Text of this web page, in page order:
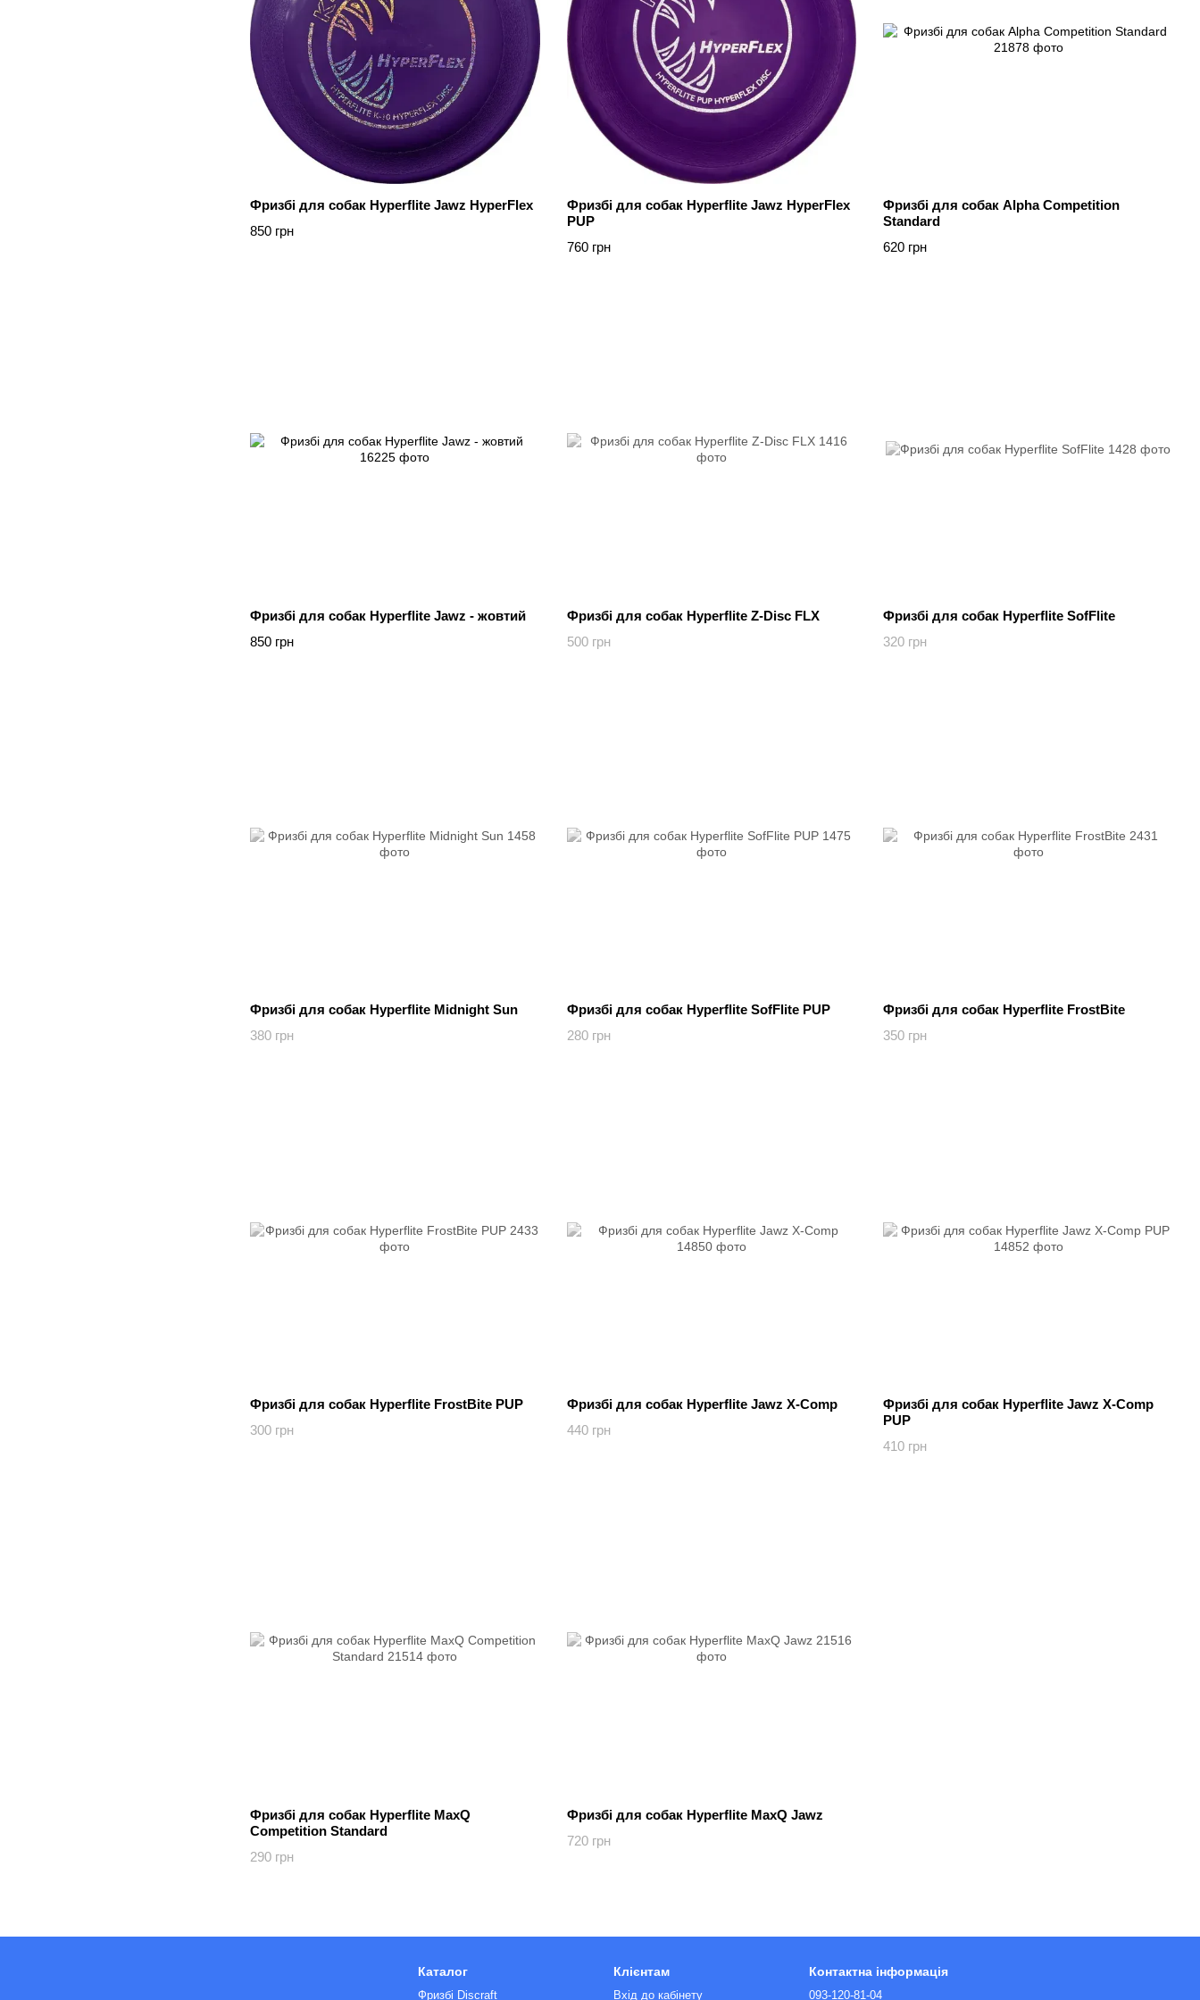
Фризбі для собак Hyperflite Jawz HyperFlex
850 грн
Фризбі для собак Hyperflite Jawz HyperFlex
PUP
760 грн
Фризбі для собак Alpha Competition
Standard
620 грн
Фризбі для собак Hyperflite Jawz - жовтий
850 грн
Фризбі для собак Hyperflite Z-Disc FLX
500 грн
Фризбі для собак Hyperflite SofFlite
320 грн
Фризбі для собак Hyperflite Midnight Sun
380 грн
Фризбі для собак Hyperflite SofFlite PUP
280 грн
Фризбі для собак Hyperflite FrostBite
350 грн
Фризбі для собак Hyperflite FrostBite PUP
300 грн
Фризбі для собак Hyperflite Jawz X-Comp
440 грн
Фризбі для собак Hyperflite Jawz X-Comp
PUP
410 грн
Фризбі для собак Hyperflite MaxQ
Competition Standard
290 грн
Фризбі для собак Hyperflite MaxQ Jawz
720 грн
Каталог
Фризбі Discraft
Клієнтам
Вхід до кабінету
Контактна інформація
093-120-81-04